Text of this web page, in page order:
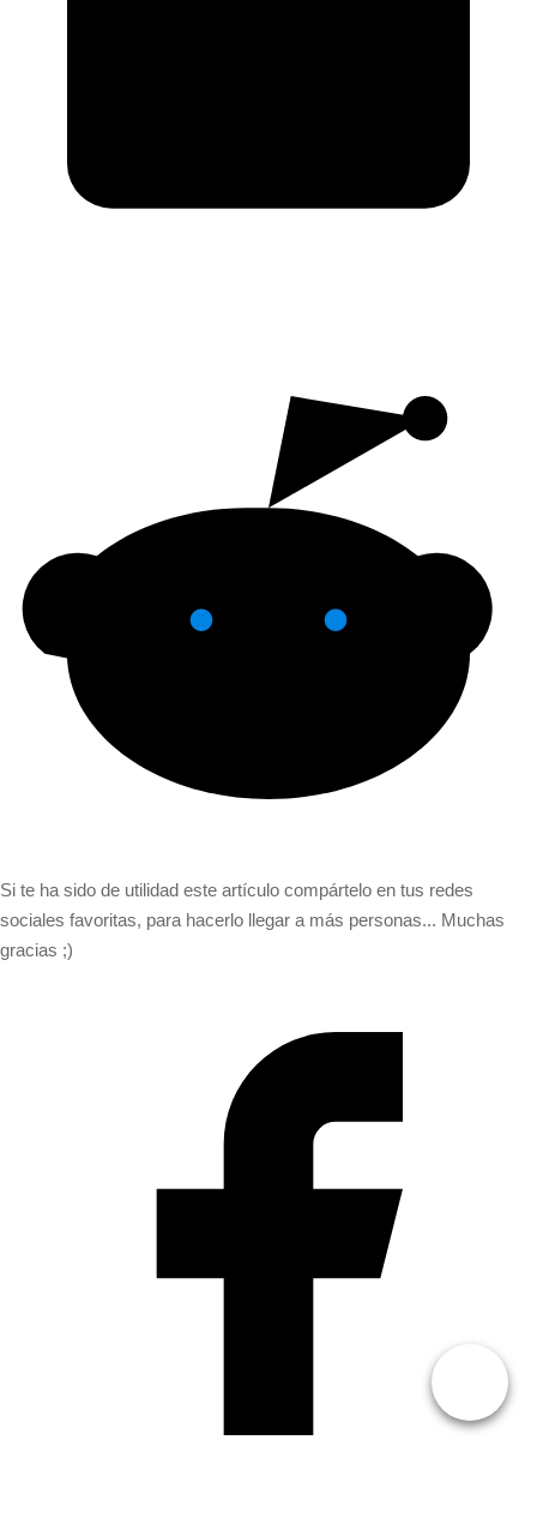
Si te ha sido de utilidad este artículo compártelo en tus redes
sociales favoritas, para hacerlo llegar a más personas... Muchas
gracias ;)